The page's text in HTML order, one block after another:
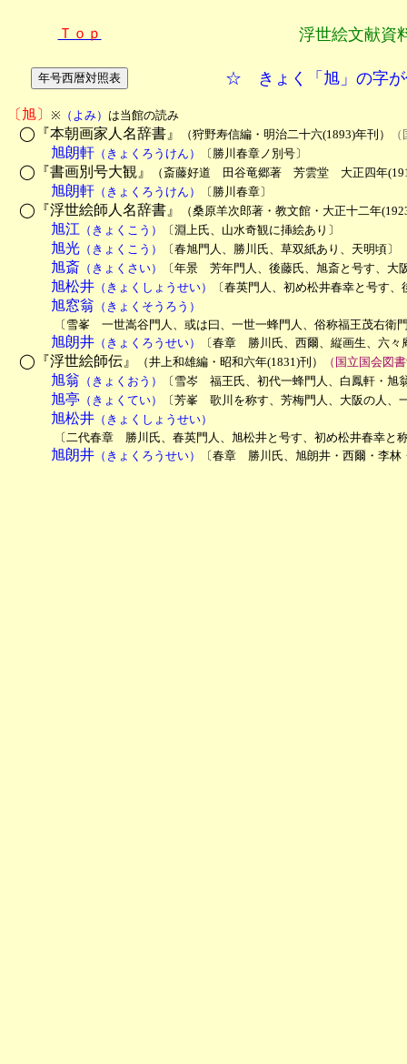
Ｔｏｐ 浮世絵文献資
☆ きょく「旭」の字が
〔旭〕 ※ （よみ） は当館の読み
◯『本朝画家人名辞書』 （狩野寿信編・明治二十六(1893)年刊）
旭朗軒 （きょくろうけん） 〔勝川春章ノ別号〕
◯『書画別号大観』 （斎藤好道　田谷竜郷著　芳雲堂　大正四年
旭朗軒 （きょくろうけん） 〔勝川春章〕
◯『浮世絵師人名辞書』 （桑原羊次郎著・教文館・大正十二年
旭江 （きょくこう） 〔淵上氏、山水奇観に挿絵あり〕
旭光 （きょくこう） 〔春旭門人、勝川氏、草双紙あり、天明頃〕
旭斎 （きょくさい） 〔年景　芳年門人、後藤氏、旭斎と号す、大
旭松井 （きょくしょうせい） 〔春英門人、初め松井春幸と号す
旭窓翁 （きょくそうろう）
〔雪峯　一世嵩谷門人、或は曰、一世一蜂門人、俗称福王茂右衛門
旭朗井 （きょくろうせい） 〔春章　勝川氏、西爾、縦画生、六
◯『浮世絵師伝』 （井上和雄編・昭和六年(1831)刊） （国立国会図
旭翁 （きょくおう） 〔雪岑　福王氏、初代一蜂門人、白鳳軒・旭
旭亭 （きょくてい） 〔芳峯　歌川を称す、芳梅門人、大阪の人
旭松井 （きょくしょうせい）
〔二代春章　勝川氏、春英門人、旭松井と号す、初め松井春幸と称
旭朗井 （きょくろうせい）